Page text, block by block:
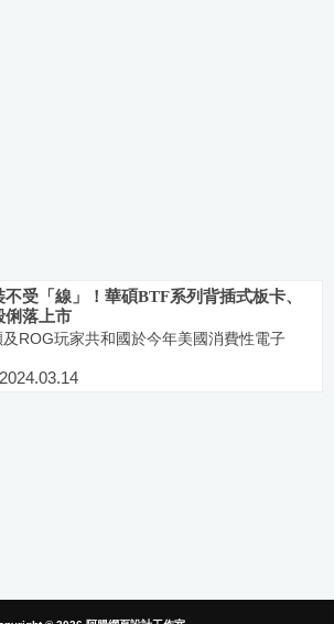
不受「線」！華碩BTF系列背插式板卡、
俐落上市
及ROG玩家共和國於今年美國消費性電子
2024.03.14